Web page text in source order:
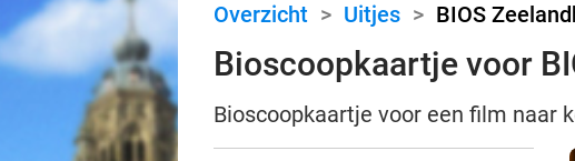
Overzicht > Uitjes > BIOS
Bioscoopkaartje voor
Bioscoopkaartje voor een film naar